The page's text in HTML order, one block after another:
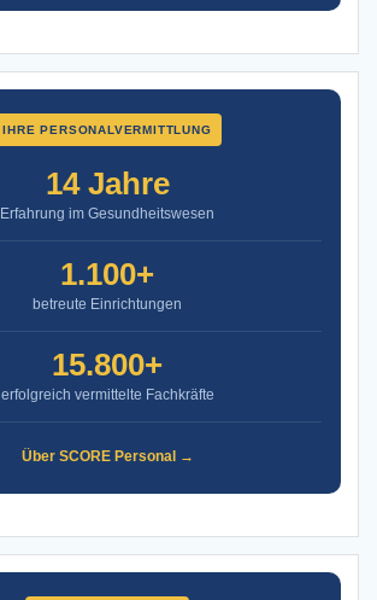
IHRE PERSONALVERMITTLUNG
14 Jahre
Erfahrung im Gesundheitswesen
1.100+
betreute Einrichtungen
15.800+
erfolgreich vermittelte Fachkräfte
Über SCORE Personal →